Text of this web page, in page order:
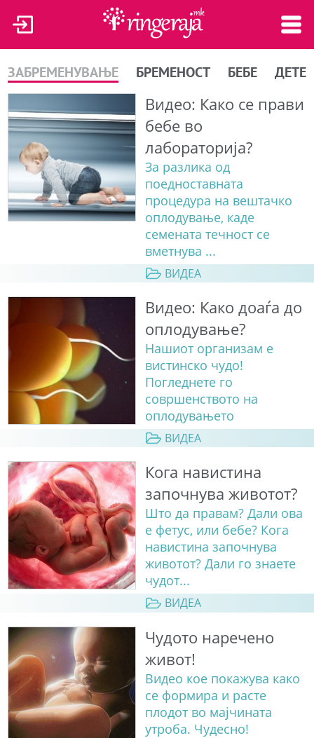
ЗАБРЕМЕНУВАЊЕ БРЕМЕНОСТ БЕБЕ ДЕТЕ
Видео: Како се прави
бебе во
лабораторија?
За разлика од
поедноставната
процедура на вештачко
оплодување, каде
семената течност се
вметнува ...
ВИДЕА
Видео: Како доаѓа до
оплодување?
Нашиот организам е
вистинско чудо!
Погледнете го
совршенството на
оплодувањето
ВИДЕА
Кога навистина
започнува животот?
Што да правам? Дали ова
е фетус, или бебе? Кога
навистина започнува
животот? Дали го знаете
чудот...
ВИДЕА
Чудото наречено
живот!
Видео кое покажува како
се формира и расте
плодот во мајчината
утроба. Чудесно!